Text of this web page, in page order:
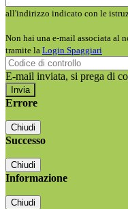
all'indirizzo indicato con le
Non hai una e-mail associata al
tramite la Login Spaggiari
E-mail inviata, si prega di
Errore
Chiudi
Successo
Chiudi
Informazione
Chiudi